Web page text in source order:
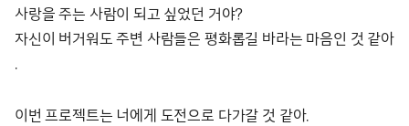
사랑을 주는 사람이 되고 싶었던 거야?
자신이 버거워도 주변 사람들은 평화롭길 바라는 마음인 것 같아
.
이번 프로젝트는 너에게 도전으로 다가갈 것 같아.